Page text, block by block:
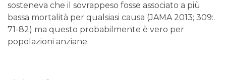
sosteneva che il sovrappeso fosse associato a più
bassa mortalità per qualsiasi causa (JAMA 2013; 309:.
71-82) ma questo probabilmente è vero per
popolazioni anziane.